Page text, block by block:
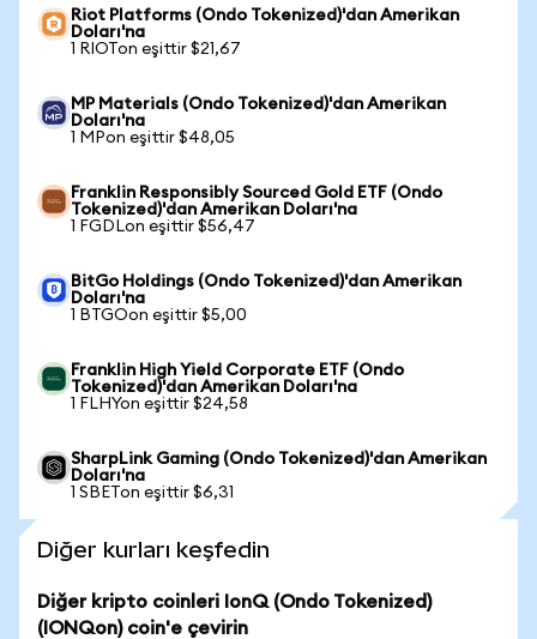
Riot Platforms (Ondo Tokenized)'dan Amerikan
Doları'na
1 RIOTon eşittir $21,67
MP Materials (Ondo Tokenized)'dan Amerikan
Doları'na
1 MPon eşittir $48,05
Franklin Responsibly Sourced Gold ETF (Ondo
Tokenized)'dan Amerikan Doları'na
1 FGDLon eşittir $56,47
BitGo Holdings (Ondo Tokenized)'dan Amerikan
Doları'na
1 BTGOon eşittir $5,00
Franklin High Yield Corporate ETF (Ondo
Tokenized)'dan Amerikan Doları'na
1 FLHYon eşittir $24,58
SharpLink Gaming (Ondo Tokenized)'dan Amerikan
Doları'na
1 SBETon eşittir $6,31
Diğer kurları keşfedin
Diğer kripto coinleri IonQ (Ondo Tokenized)
(IONQon) coin'e çevirin